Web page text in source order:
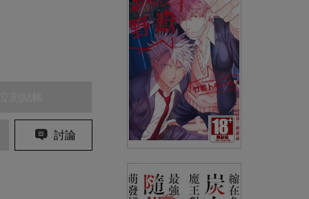
討論
NT$120 90折 NT$108 (USD 3.59)